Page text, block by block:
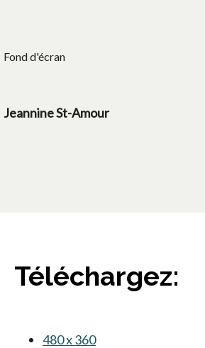
Fond d'écran
Jeannine St-Amour
Téléchargez:
480 x 360s’ouvre dans un